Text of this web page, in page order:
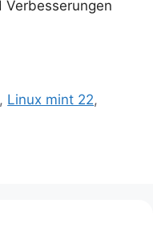
Verbesserungen
, Linux mint 22,